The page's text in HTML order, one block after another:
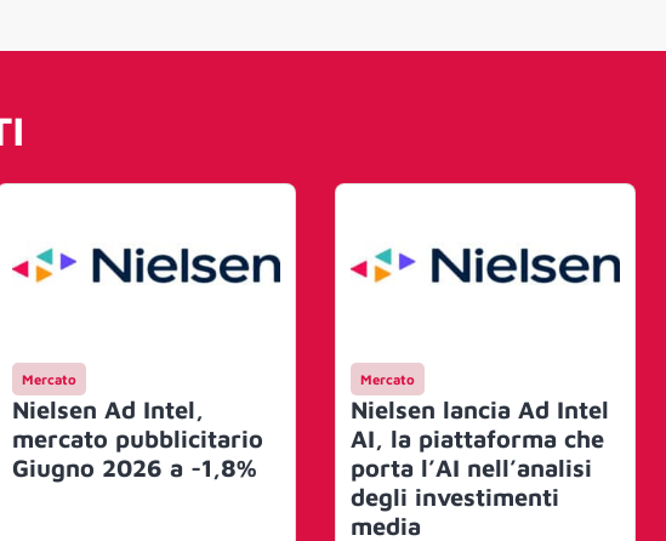
Mercato
Nielsen Ad Intel,
mercato pubblicitario
Giugno 2026 a -1,8%
Mercato
Nielsen lancia Ad Intel
AI, la piattaforma che
porta l’AI nell’analisi
degli investimenti
media